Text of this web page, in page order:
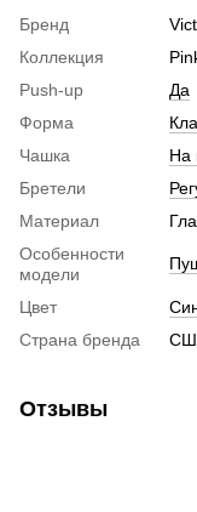
Бренд
Коллекция
Push-up
Да
Форма
Чашка
На
Бретели
Материал
Особенности
модели
Цвет
Страна бренда
Отзывы